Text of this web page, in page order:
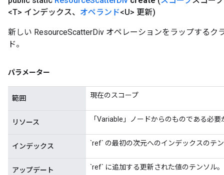
<T> インデックス、 オペランド<U> 更新)
新しい ResourceScatterDiv オペレーションをラップするク
ド。
パラメーター
範囲 現在のスコープ
リソース 「Variable」ノードからのものである必要
インデックス `ref` の最初の次元へのインデックスのテ
アップデート `ref` に追加する更新された値のテンソル。